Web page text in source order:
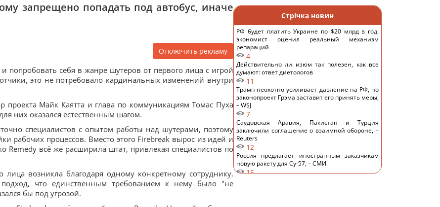
запрещено попадать под автобус, иначе
Отключить рекламу
себя в жанре шутеров от первого лица с игрой
это не потребовало кардинальных изменений внутри
проекта Майк Каятта и глава по коммуникациям Томас Пуха
них оказался естественным шагом.
специалистов с опытом работы над шутерами, поэтому
рабочих процессов. Вместо этого Firebreak вырос из идей и
всё же расширила штат, привлекая специалистов по
лица возникла благодаря одному конкретному сотруднику.
подход, что единственным требованием к нему было "не
бы под угрозой.
Стрічка новин
РФ будет платить Украине по $20 млрд в год:
экономист оценил реальный механизм
репараций
4
Действительно ли изюм так полезен, как все
думают: ответ диетологов
11
Трамп неохотно усиливает давление на РФ, но
законопроект Грэма заставит его принять меры,
– WSJ
7
Саудовская Аравия, Пакистан и Турция
заключили соглашение о взаимной обороне, –
Reuters
12
Россия предлагает иностранным заказчикам
новую ракету для Су-57, – СМИ
15